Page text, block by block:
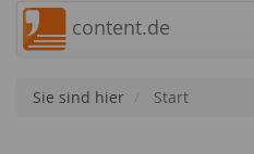
content.de
Sie sind hier Start